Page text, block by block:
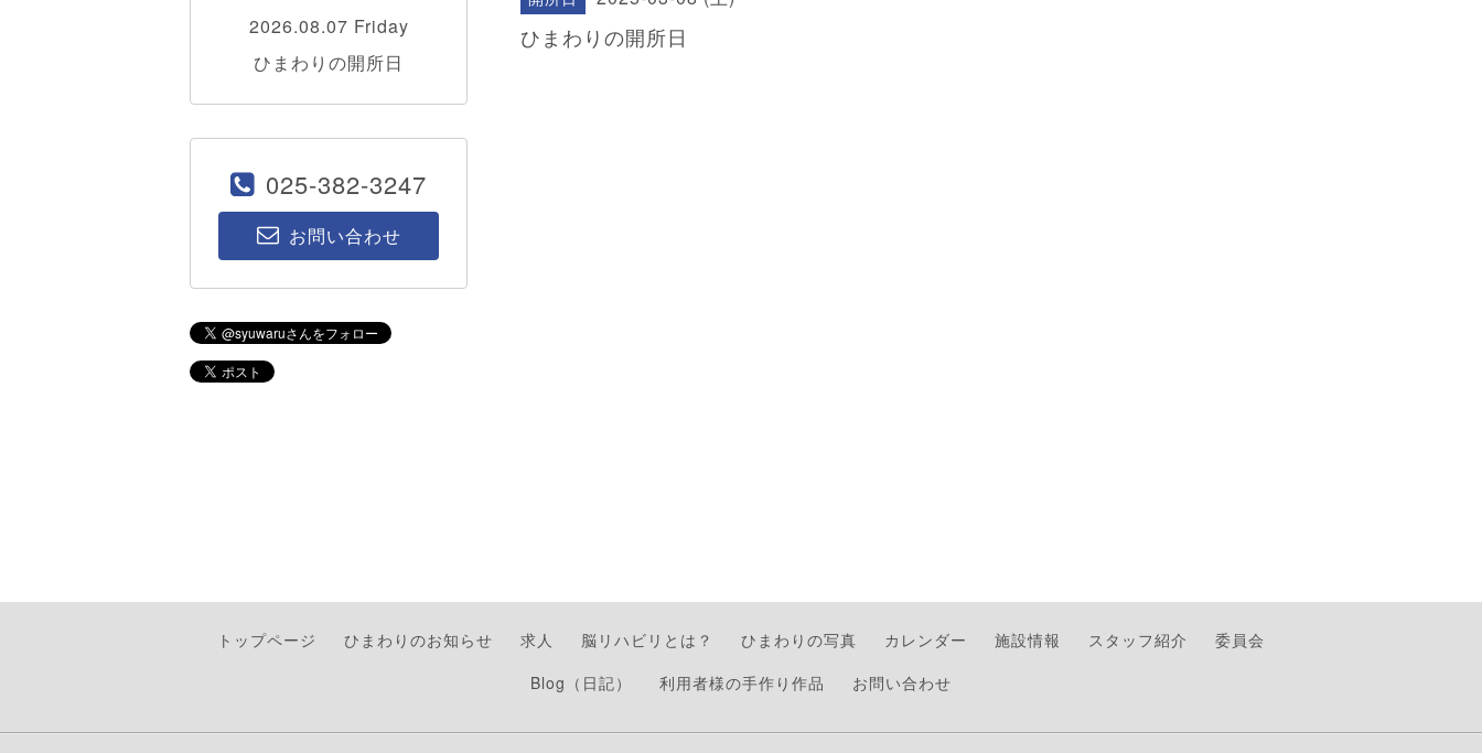
ひまわりの開所日
2026.08.07 Friday
ひまわりの開所日
025-382-3247
お問い合わせ
トップページ ひまわりのお知らせ 求人 脳リハビリとは？ ひまわりの写真 カレンダー 施設情報 スタッフ紹介
委員会
Blog（日記）
利用者様の手作り作品 お問い合わせ